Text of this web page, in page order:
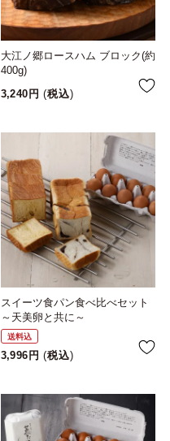
大江ノ郷ロースハム ブロック(約
400g)
3,240
税込
スイーツ食パン食べ比べセット
～天美卵と共に～
送料込
3,996 税込